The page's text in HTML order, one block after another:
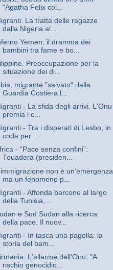
"Agatha Felix col...
La tratta delle ragazze
dalla Nigeria al...
Yemen, il dramma dei
bambini tra fame e bo...
Preoccupazione per la
situazione dei di...
migrante "salvato" dalla
Guardia Costiera l...
- La sfida degli arrivi. L'Onu
premia i c...
- Tra i disperati di Lesbo, in
coda per ...
- “Pace senza confini”:
Touadera (presiden...
non è un'emergenza
ma un fenomeno p...
- Affonda barcone al largo
della Tunisia,...
e Sud Sudan alla ricerca
della pace. Il nuov...
- In tasca una pagella: la
storia del bam...
L'allarme dell'Onu: "A
rischio genocidio...